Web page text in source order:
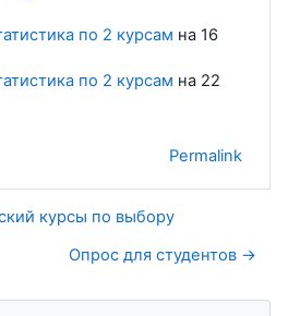
по 2 курсам на 16
по 2 курсам на 22
Permalink
курсы по выбору
Опрос для студентов →